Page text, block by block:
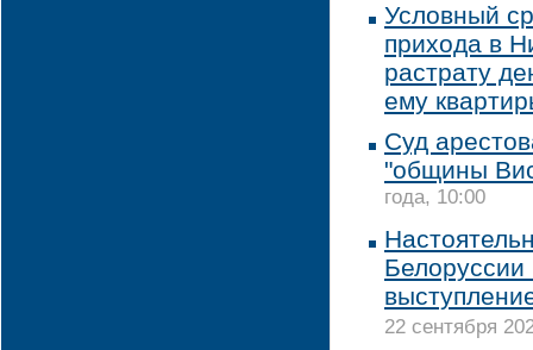
Условный
прихода в
растрату
ему
Суд
"общины
года, 10:00
Белоруссии
22 сентября